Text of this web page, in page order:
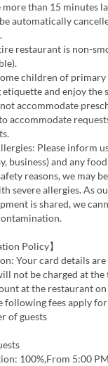
than 15 minutes
automatically
restaurant is non-
children of primary
and enjoy the
accommodate
accommodate
Please inform
business) and any
reasons, we may
severe allergies. As
is shared, we
Policy】
Your card details
not be charged at
at the restaurant
following fees apply
of guests
100%,From 5:00